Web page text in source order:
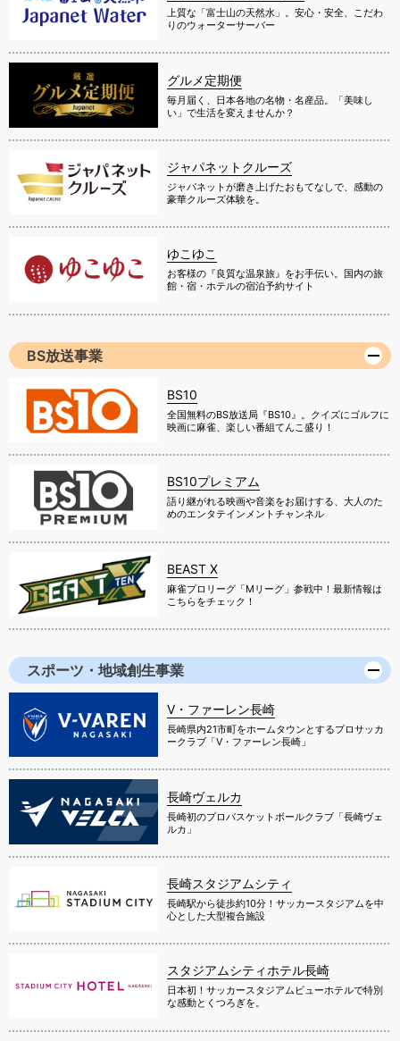
上質な「富士山の天然水」。安心・安全、こだわ
りのウォーターサーバー
グルメ定期便
毎月届く、日本各地の名物・名産品。「美味し
い」で生活を変えませんか？
ジャパネットクルーズ
ジャパネットが磨き上げたおもてなしで、感動の
豪華クルーズ体験を。
ゆこゆこ
お客様の『良質な温泉旅』をお手伝い。国内の旅
館・宿・ホテルの宿泊予約サイト
BS放送事業
BS10
全国無料のBS放送局『BS10』。クイズにゴルフに
映画に麻雀、楽しい番組てんこ盛り！
BS10プレミアム
語り継がれる映画や音楽をお届けする、大人のた
めのエンタテインメントチャンネル
BEAST X
麻雀プロリーグ「Mリーグ」参戦中！最新情報は
こちらをチェック！
スポーツ・地域創生事業
V・ファーレン長崎
長崎県内21市町をホームタウンとするプロサッカ
ークラブ「V・ファーレン長崎」
長崎ヴェルカ
長崎初のプロバスケットボールクラブ「長崎ヴェ
ルカ」
長崎スタジアムシティ
長崎駅から徒歩約10分！サッカースタジアムを中
心とした大型複合施設
スタジアムシティホテル長崎
日本初！サッカースタジアムビューホテルで特別
な感動とくつろぎを。